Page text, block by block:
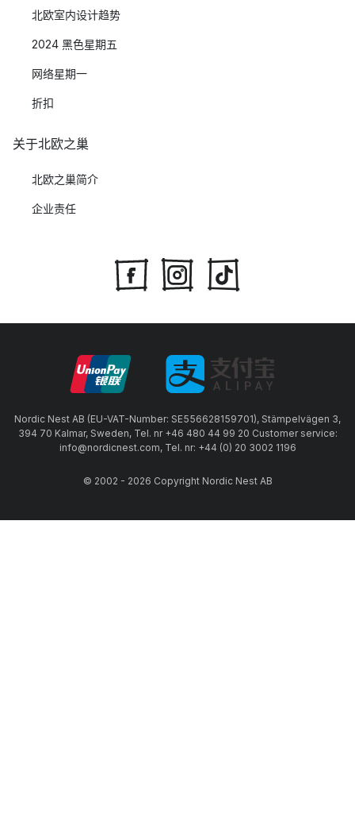
北欧室内设计趋势
2024 黑色星期五
网络星期一
折扣
关于北欧之巢
北欧之巢简介
企业责任
Nordic Nest AB (EU-VAT-Number: SE556628159701), Stämpelvägen 3,
394 70 Kalmar, Sweden, Tel. nr +46 480 44 99 20 Customer service:
info@nordicnest.com, Tel. nr: +44 (0) 20 3002 1196
© 2002 - 2026 Copyright Nordic Nest AB